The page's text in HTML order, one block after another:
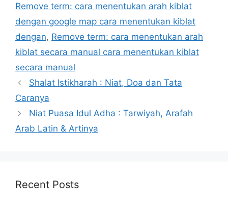
Remove term: cara menentukan arah kiblat
dengan google map cara menentukan kiblat
dengan, Remove term: cara menentukan arah
kiblat secara manual cara menentukan kiblat
secara manual
Shalat Istikharah : Niat, Doa dan Tata
Caranya
Niat Puasa Idul Adha : Tarwiyah, Arafah
Arab Latin & Artinya
Recent Posts